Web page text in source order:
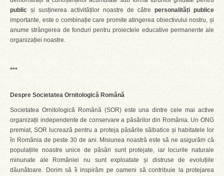
public și susținerea activităților noastre de către personalități publice
importante, este o combinație care promite atingerea obiectivului nostru, și
anume strângerea de fonduri pentru proiectele educative permanente ale
organizației noastre.
***
Despre Societatea Ornitologică Română
Societatea Ornitologică Română (SOR) este una dintre cele mai active
organizații independente de conservare a păsărilor din România. Un ONG
premiat, SOR lucrează pentru a proteja păsările sălbatice și habitatele lor
în România de peste 30 de ani. Misiunea noastră este să ne asigurăm că
populațiile noastre unice de păsări sunt protejate, iar locurile naturale
minunate ale României nu sunt exploatate și distruse de evoluțiile
dăunătoare. Dorim să îi inspirăm pe oameni să contribuie la protejarea